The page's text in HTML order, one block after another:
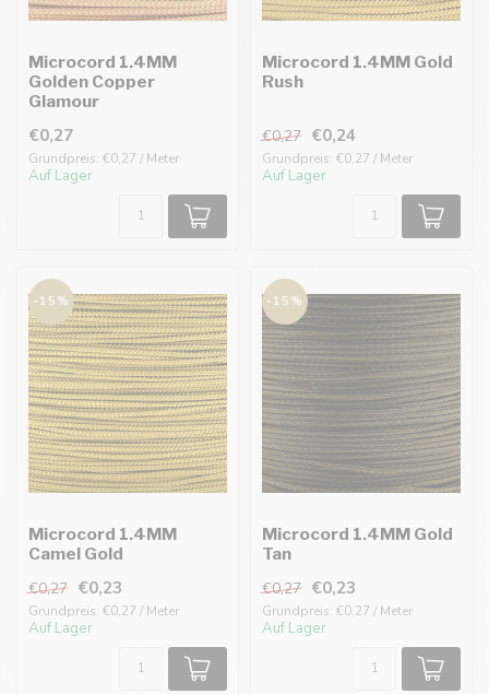
Microcord 1.4MM
Golden Copper
Glamour
€0,27
Grundpreis: €0,27 / Meter
Auf Lager
Microcord 1.4MM Gold
Rush
€0,27 €0,24
Grundpreis: €0,27 / Meter
Auf Lager
-15%
Microcord 1.4MM
Camel Gold
€0,27 €0,23
Grundpreis: €0,27 / Meter
Auf Lager
-15%
Microcord 1.4MM Gold
Tan
€0,27 €0,23
Grundpreis: €0,27 / Meter
Auf Lager